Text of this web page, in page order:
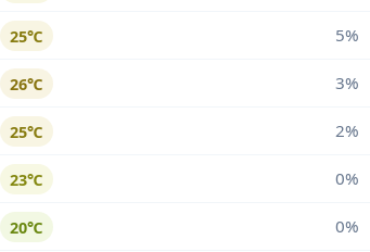
25℃ 5%
26℃ 3%
25℃ 2%
23℃ 0%
20℃ 0%